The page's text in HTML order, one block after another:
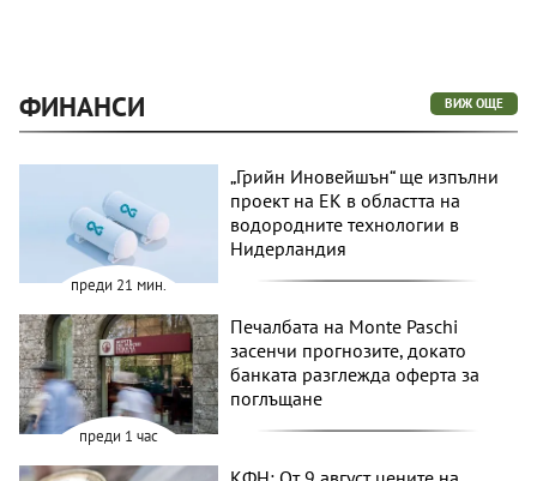
ФИНАНСИ ВИЖ ОЩЕ
преди 21 мин.
„Грийн Иновейшън“ ще изпълни
проект на ЕК в областта на
водородните технологии в
Нидерландия
преди 1 час
Печалбата на Monte Paschi
засенчи прогнозите, докато
банката разглежда оферта за
поглъщане